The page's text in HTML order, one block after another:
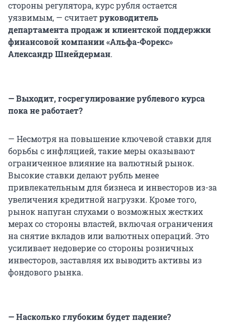
стороны регулятора, курс рубля остается
уязвимым, — считаетруководитель
департамента продаж и клиентской поддержки
финансовой компании «Альфа-Форекс»
Александр Шнейдерман.
— Выходит, госрегулирование рублевого курса
пока не работает?
— Несмотря на повышение ключевой ставки для
борьбы с инфляцией, такие меры оказывают
ограниченное влияние на валютный рынок.
Высокие ставки делают рубль менее
привлекательным для бизнеса и инвесторов из-за
увеличения кредитной нагрузки. Кроме того,
рынок напуган слухами о возможных жестких
мерах со стороны властей, включая ограничения
на снятие вкладов или валютных операций. Это
усиливает недоверие со стороны розничных
инвесторов, заставляя их выводить активы из
фондового рынка.
— Насколько глубоким будет падение?